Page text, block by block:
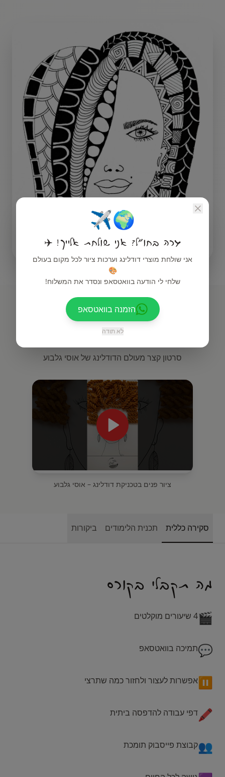
🌍✈️
גרה בחו"ל? אני שולחת אלייך! ✈️
אני שולחת מוצרי דודלינג וערכות ציור לכל מקום בעולם
🎨
שלחי לי הודעה בוואטסאפ ונסדר את המשלוח!
הזמנה בוואטסאפ
לא תודה
ראי מה אפשר ליצור עם
דודלינג
סרטון קצר מעולם הדודלינג של אוסי גלבוע
ציור פנים בטכניקת דודלינג – אוסי גלבוע
סקירה כללית תכנית הלימודים ביקורות
מה תקבלי בקורס
🎬4 שיעורים מוקלטים
💬תמיכה בוואטסאפ
⏸️אפשרות לעצור ולחזור כמה שתרצי
🖍️דפי עבודה להדפסה ביתית
👥קבוצת פייסבוק תומכת